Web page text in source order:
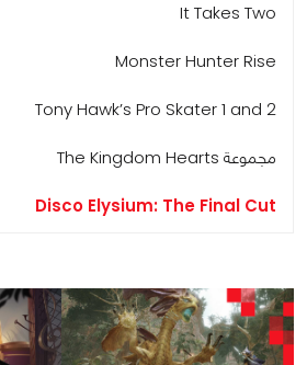
It Takes Two
Monster Hunter Rise
Tony Hawk’s Pro Skater 1 and 2
مجموعة The Kingdom Hearts
Disco Elysium: The Final Cut